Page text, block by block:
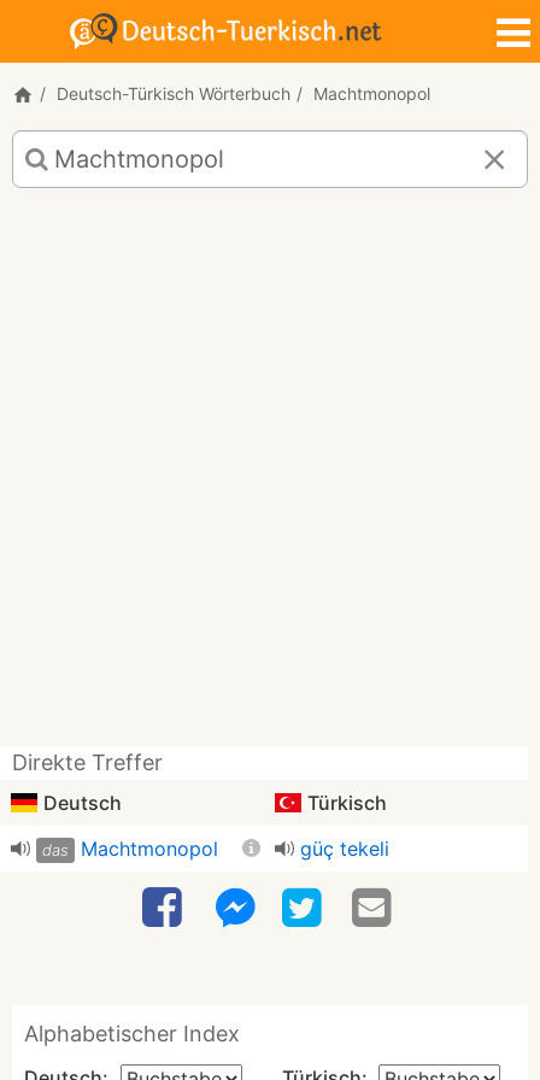
Deutsch-Türkisch Wörterbuch Machtmonopol
Deutsch-
Türkisch
Übersetzung
Direkte Treffer
Deutsch Türkisch
das Machtmonopol güç tekeli
Alphabetischer Index